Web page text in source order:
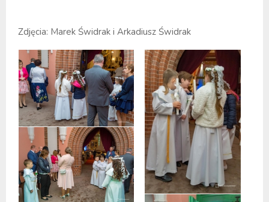
Zdjęcia: Marek Świdrak i Arkadiusz Świdrak